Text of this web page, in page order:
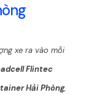
xe ra vào mỗi
Flintec
Hải Phòng,